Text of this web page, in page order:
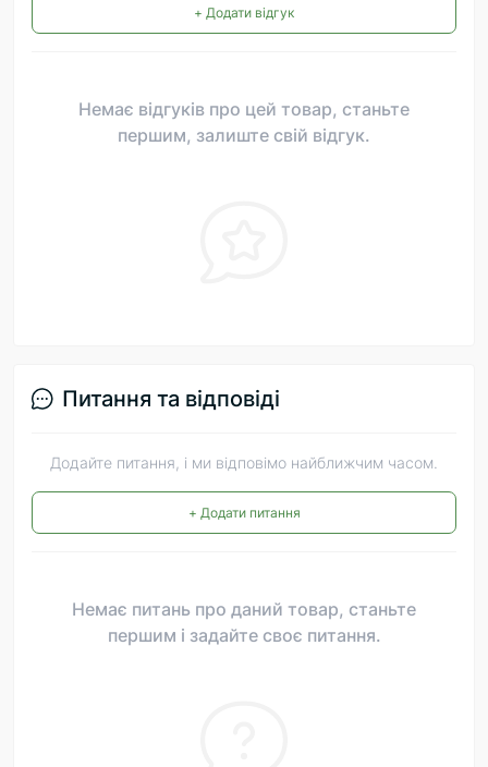
+ Додати відгук
Немає відгуків про цей товар, станьте
першим, залиште свій відгук.
Питання та відповіді
Додайте питання, і ми відповімо найближчим часом.
+ Додати питання
Немає питань про даний товар, станьте
першим і задайте своє питання.